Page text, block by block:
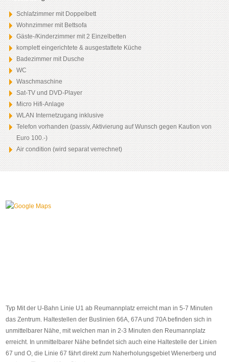
Schlafzimmer mit Doppelbett
Wohnzimmer mit Bettsofa
Gäste-/Kinderzimmer mit 2 Einzelbetten
komplett eingerichtete & ausgestattete Küche
Badezimmer mit Dusche
WC
Waschmaschine
Sat-TV und DVD-Player
Micro Hifi-Anlage
WLAN Internetzugang inklusive
Telefon vorhanden (passiv, Aktivierung auf Wunsch gegen Kaution von
Euro 100.-)
Air condition (wird separat verrechnet)
Typ Mit der U-Bahn Linie U1 ab Reumannplatz erreicht man in 5-7 Minuten
das Zentrum. Haltestellen der Buslinien 66A, 67A und 70A befinden sich in
unmittelbarer Nähe, mit welchen man in 2-3 Minuten den Reumannplatz
erreicht. In unmittelbarer Nähe befindet sich auch eine Haltestelle der Linien
67 und O, die Linie 67 fährt direkt zum Naherholungsgebiet Wienerberg und